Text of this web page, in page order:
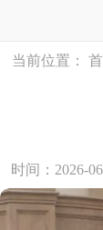
当前位置：
时间：2026-